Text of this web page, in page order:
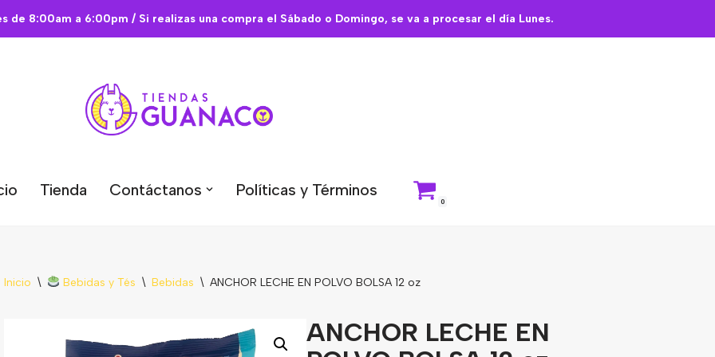
de 8:00am a 6:00pm / Si realizas una compra el Sábado o Domingo, se va a procesar el día Lunes.
Tienda Contáctanos Políticas y Términos
0
Inicio \ Bebidas y Tés \ Bebidas \ ANCHOR LECHE EN POLVO BOLSA 12 oz
ANCHOR LECHE EN